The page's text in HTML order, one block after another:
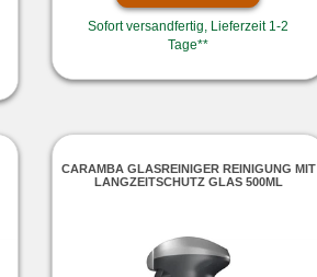
Sofort versandfertig, Lieferzeit 1-2
Tage**
CARAMBA GLASREINIGER REINIGUNG MIT
LANGZEITSCHUTZ GLAS 500ML